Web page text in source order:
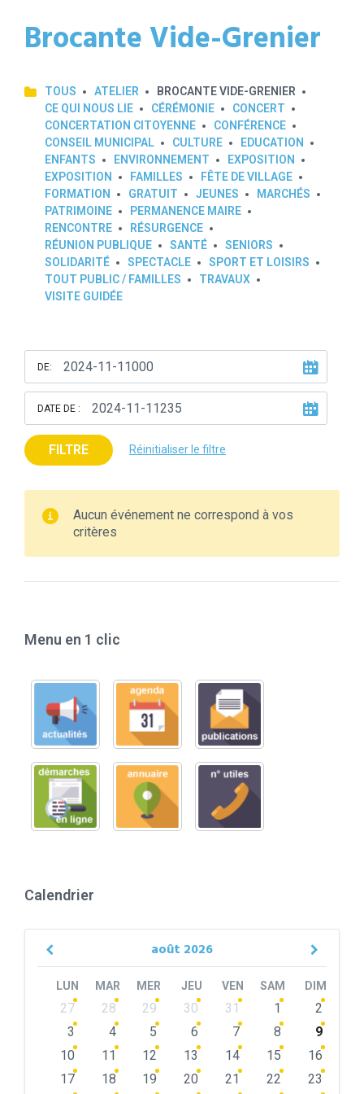
Brocante Vide-Grenier
TOUS ATELIER
BROCANTE VIDE-GRENIER
CE QUI NOUS LIE
CÉRÉMONIE
CONCERT
CONCERTATION CITOYENNE
CONFÉRENCE
CONSEIL MUNICIPAL
CULTURE
EDUCATION
ENFANTS
ENVIRONNEMENT
EXPOSITION
EXPOSITION
FAMILLES
FÊTE DE VILLAGE
FORMATION
GRATUIT JEUNES
MARCHÉS
PATRIMOINE
PERMANENCE MAIRE
RENCONTRE
RÉSURGENCE
RÉUNION PUBLIQUE
SANTÉ
SENIORS
SOLIDARITÉ
SPECTACLE
SPORT ET LOISIRS
TOUT PUBLIC / FAMILLES
TRAVAUX
VISITE GUIDÉE
DE:
DATE DE :
FILTRE Réinitialiser le filtre
Aucun événement ne correspond à vos
critères
Menu en 1 clic
Calendrier
août 2026
Previous
LUN MAR MER JEU VEN SAM DIM
Skip
calendar
27 28 29 30 31 1
2
3
4 5 6 7 8
9
10
11 12 13 14 15
16
17
18 19 20 21 22
23